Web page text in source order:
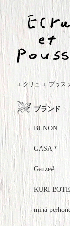
エクリュ エ プゥス
ブランド
BUNON
GASA＊
Gauze#
KURI
minä